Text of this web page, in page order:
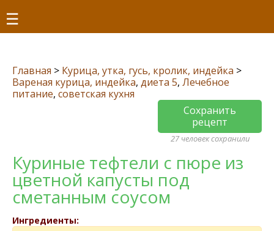
☰
Главная > Курица, утка, гусь, кролик, индейка >
Вареная курица, индейка, диета 5, Лечебное
питание, советская кухня
Сохранить
рецепт
27 человек сохранили
Куриные тефтели с пюре из
цветной капусты под
сметанным соусом
Ингредиенты: